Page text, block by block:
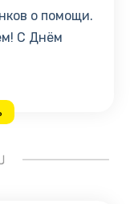
о помощи.
С Днём